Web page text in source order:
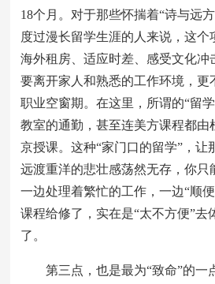
18个月。对于那些怀揣着“诗与远
度过漫长留学生涯的人来说，这个
海外租房、适应时差、感受文化冲
要离开家人和熟悉的工作环境，更
职业空窗期。在这里，所谓的“留
教室的通勤，甚至连美方课程都由
京授课。这种“家门口的留学”，让
远渡重洋的悲壮感荡然无存，你只
一边处理着繁忙的工作，一边“顺
课程给修了，实在是“太不方便”去
了。
第三点，也是最为“致命”的一